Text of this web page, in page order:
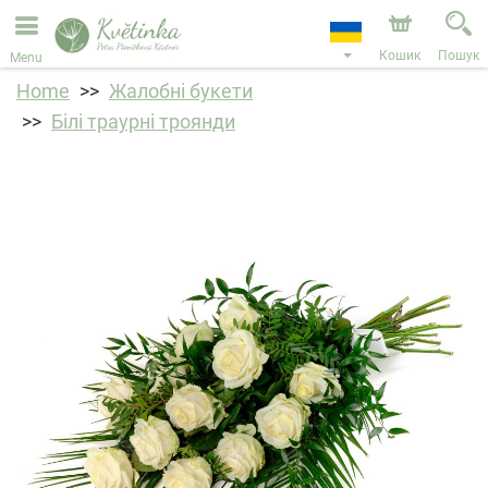
Ми приймаємо замовлення через наш інтернет-
магазин. Найближча можлива дата доставки —
11.08.2026 у зв’язку з відпусткою.
Menu Кошик Пошук
Home
Жалобні букети
Білі траурні троянди